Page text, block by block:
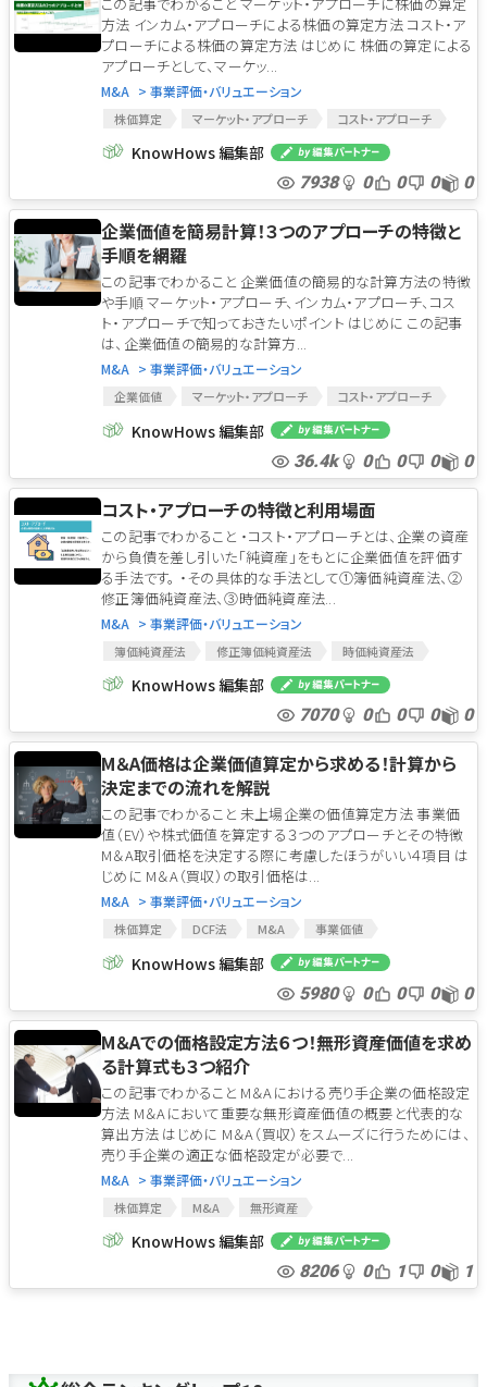
コスト・アプローチ
インカム・アプローチ
純資産価額方式
類似業種比準方式
株価倍率法
修正純資産法
株式市価法
エクイティDCF法
方法 インカム・アプローチによる株価の算定方法 コスト・ア
プローチによる株価の算定方法 はじめに 株価の算定による
アプローチとして、マーケッ...
M&A > 事業評価・バリュエーション
株価算定 マーケット・アプローチ
コスト・アプローチ
インカム・アプローチ
KnowHows 編集部
7938 0 0 0 0
企業価値を簡易計算！３つのアプローチの特徴と
手順を網羅
この記事でわかること 企業価値の簡易的な計算方法の特徴
や手順 マーケット・アプローチ、インカム・アプローチ、コス
ト・アプローチで知っておきたいポイント はじめに この記事
は、企業価値の簡易的な計算方...
M&A > 事業評価・バリュエーション
企業価値 マーケット・アプローチ
コスト・アプローチ
インカム・アプローチ
KnowHows 編集部
36.4k 0 0 0 0
コスト・アプローチの特徴と利用場面
この記事でわかること ・コスト・アプローチとは、企業の資産
から負債を差し引いた「純資産」をもとに企業価値を評価す
る手法です。 ・その具体的な手法として①簿価純資産法、②
修正簿価純資産法、③時価純資産法...
M&A > 事業評価・バリュエーション
簿価純資産法 修正簿価純資産法
時価純資産法
企業価値評価
バリュエーション
コスト・アプローチ
年倍法
年買法
修正簿価純資産法
時価純資産法
企業価値評価
バリュエーション
コスト・アプローチ
のれん
営業権 年倍法 年買法
KnowHows 編集部
7070 0 0 0 0
M＆A価格は企業価値算定から求める！計算から
決定までの流れを解説
この記事でわかること 未上場企業の価値算定方法 事業価
値（EV）や株式価値を算定する３つのアプローチとその特徴
M＆A取引価格を決定する際に考慮したほうがいい４項目 は
じめに M＆A（買収）の取引価格は...
M&A > 事業評価・バリュエーション
株価算定 DCF法 M&A
事業価値
企業価値評価
マーケット・アプローチ
インカム・アプローチ
DCF法
M&A
事業価値
企業価値評価
株式価値
マーケット・アプローチ
コスト・アプローチ
インカム・アプローチ
KnowHows 編集部
5980 0 0 0 0
M＆Aでの価格設定方法６つ！無形資産価値を求め
る計算式も３つ紹介
この記事でわかること M＆Aにおける売り手企業の価格設定
方法 M＆Aにおいて重要な無形資産価値の概要と代表的な
算出方法 はじめに M＆A（買収）をスムーズに行うためには、
売り手企業の適正な価格設定が必要で...
M&A > 事業評価・バリュエーション
株価算定 M&A
無形資産
マーケット・アプローチ
コスト・アプローチ
類似取引比準法
株価倍率法
エンタープライズDCF法
DDM法
KnowHows 編集部
8206 0 1 0 1